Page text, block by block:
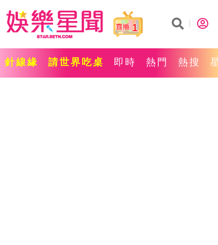
1
針線緣 請世界吃桌 即時 熱門 熱搜